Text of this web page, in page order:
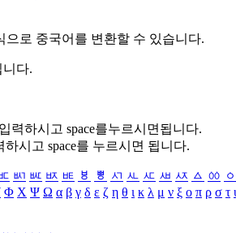
으로 중국어를 변환할 수 있습니다.
다.
력하시고 space를누르시면됩니다.
하시고 space를 누르시면 됩니다.
ㅴ ㅵ ㅶ ㅷ ㅸ ㅹ ㅺ ㅻ ㅼ ㅽ ㅾ ㅿ ㆀ ㆁ
Φ Χ Ψ Ω α β γ δ ε ζ η θ ι κ λ μ ν ξ ο π ρ σ τ